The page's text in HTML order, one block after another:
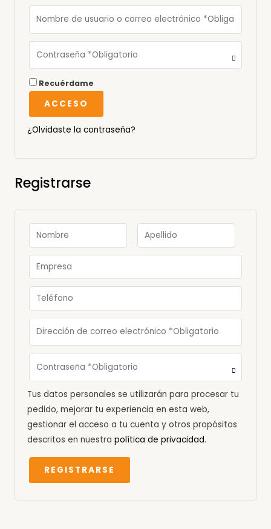
Recuérdame
ACCESO
¿Olvidaste la contraseña?
Registrarse
Tus datos personales se utilizarán para procesar tu
pedido, mejorar tu experiencia en esta web,
gestionar el acceso a tu cuenta y otros propósitos
descritos en nuestra política de privacidad.
REGISTRARSE